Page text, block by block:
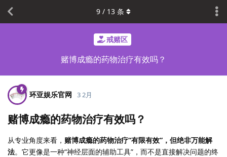
戒赌区
赌博成瘾的药物治疗有效吗？
9 / 13 条
环亚娱乐官网 3 2月
赌博成瘾的药物治疗有效吗？
从专业角度来看， 赌博成瘾的药物治疗“有限有效”，但绝非万能解
法。它更像是一种“神经层面的辅助工具”，而不是直接解决问题的终